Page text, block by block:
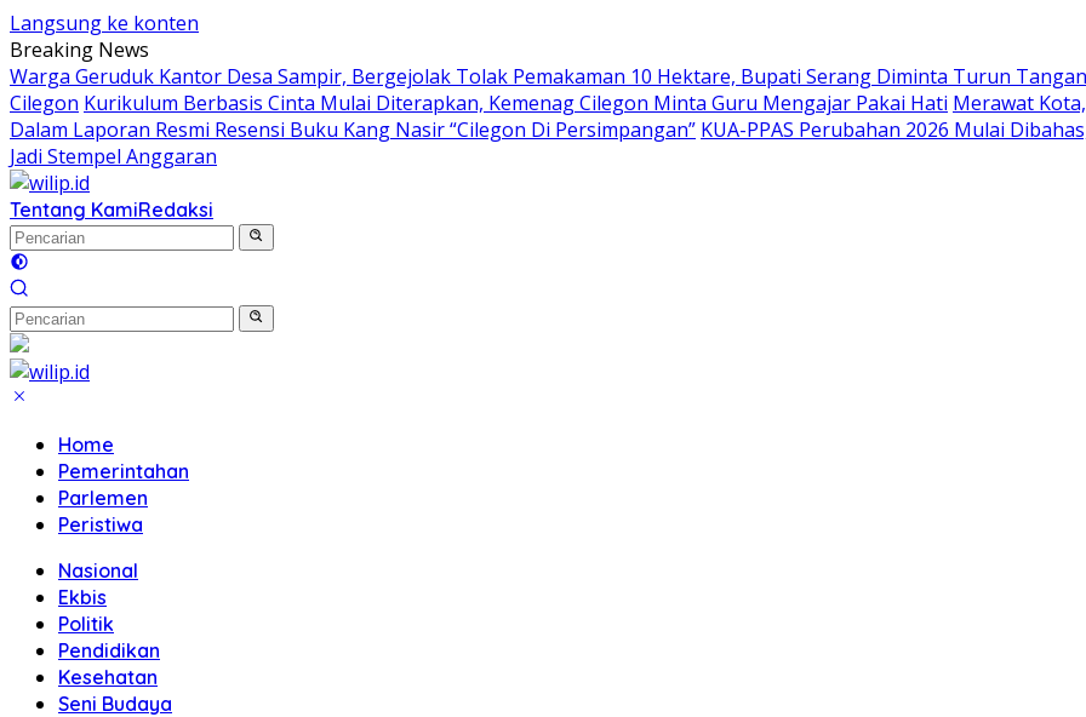
Langsung ke konten
Breaking News
Warga Geruduk Kantor Desa Sampir, Bergejolak Tolak Pemakaman 10 Hektare, Bupati Serang Diminta Turun Tangan
Cilegon Kurikulum Berbasis Cinta Mulai Diterapkan, Kemenag Cilegon Minta Guru Mengajar Pakai Hati Merawat
Dalam Laporan Resmi Resensi Buku Kang Nasir “Cilegon Di Persimpangan” KUA-PPAS Perubahan 2026 Mulai
Jadi Stempel Anggaran
Tentang KamiRedaksi
Home
Pemerintahan
Parlemen
Peristiwa
Nasional
Ekbis
Politik
Pendidikan
Kesehatan
Seni Budaya